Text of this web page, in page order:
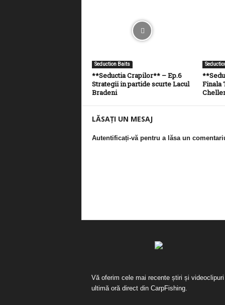
Seduction Baits
**Seductia Crapilor** – Ep.6
Strategii in partide scurte Lacul
Bradeni
Finala
LĂSAȚI UN MESAJ
Autentificați-vă pentru a lăsa un
Vă oferim cele mai recente știri și videoclipuri
ultimă oră direct din CarpFishing.